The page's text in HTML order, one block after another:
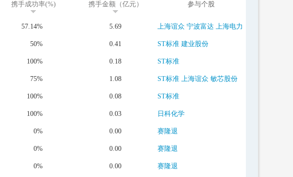
携手成功率(%) 携手金额（亿元） 参与个股
57.14% 5.69 上海谊众 宁波富达 上海电力
50% 0.41 ST标准 建业股份
100% 0.18 ST标准
75% 1.08 ST标准 上海谊众 敏芯股份
100% 0.08 ST标准
100% 0.03 日科化学
0% 0.00 赛隆退
0% 0.00 赛隆退
0% 0.00 赛隆退